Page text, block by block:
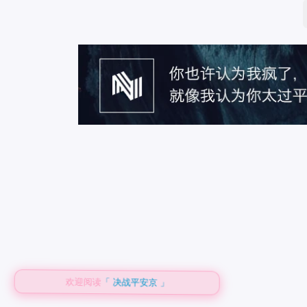
欢迎阅读 「 决战平安京 」